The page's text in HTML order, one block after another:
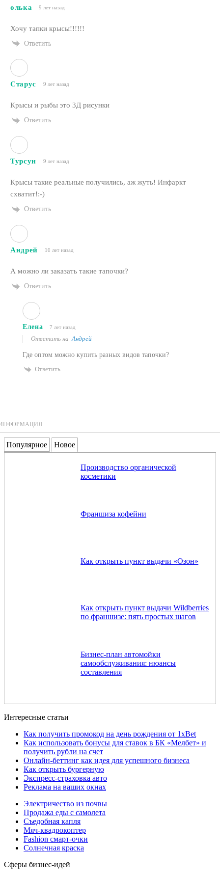
олька 9 лет назад
Хочу тапки крысы!!!!!!
Ответить
Старус 9 лет назад
Крысы и рыбы это 3Д рисунки
Ответить
Турсун 9 лет назад
Крысы такие реальные получились, аж жуть! Инфаркт
схватит!:-)
Ответить
Андрей 10 лет назад
А можно ли заказать такие тапочки?
Ответить
Елена 7 лет назад
Ответить на Андрей
Где оптом можно купить разных видов тапочки?
Ответить
Популярное Новое
Производство органической
косметики
Франшиза кофейни
Как открыть пункт выдачи «Озон»
Как открыть пункт выдачи Wildberries
по франшизе: пять простых шагов
Бизнес-план автомойки
самообслуживания: нюансы
составления
Интересные статьи
Как получить промокод на день рождения от 1xBet
Как использовать бонусы для ставок в БК «Мелбет» и
получить рубли на счет
Онлайн-беттинг как идея для успешного бизнеса
Как открыть бургерную
Экспресс-страховка авто
Реклама на ваших окнах
Электричество из почвы
Продажа еды с самолета
Съедобная капля
Мяч-квадрокоптер
Fashion смарт-очки
Солнечная краска
Сферы бизнес-идей